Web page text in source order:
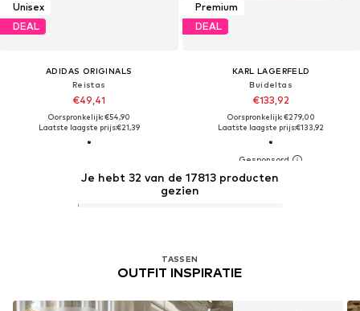
Unisex
DEAL
ADIDAS ORIGINALS
Reistas
€49,41
Oorspronkelijk: €54,90
Laatste laagste prijs:€21,39
Premium
DEAL
KARL LAGERFELD
Buideltas
€133,92
Oorspronkelijk: €279,00
Laatste laagste prijs:€133,92
Je hebt 32 van de 17813 producten
gezien
TASSEN
OUTFIT INSPIRATIE